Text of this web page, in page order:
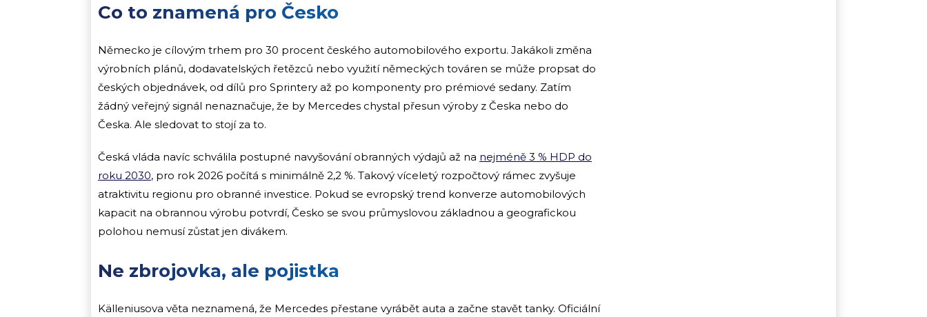
Co to znamená pro Česko
Německo je cílovým trhem pro 30 procent českého automobilového exportu. Jakákoli změna
výrobních plánů, dodavatelských řetězců nebo využití německých továren se může propsat do
českých objednávek, od dílů pro Sprintery až po komponenty pro prémiové sedany. Zatím
žádný veřejný signál nenaznačuje, že by Mercedes chystal přesun výroby z Česka nebo do
Česka. Ale sledovat to stojí za to.
Česká vláda navíc schválila postupné navyšování obranných výdajů až na nejméně 3 % HDP do
roku 2030, pro rok 2026 počítá s minimálně 2,2 %. Takový víceletý rozpočtový rámec zvyšuje
atraktivitu regionu pro obranné investice. Pokud se evropský trend konverze automobilových
kapacit na obrannou výrobu potvrdí, Česko se svou průmyslovou základnou a geografickou
polohou nemusí zůstat jen divákem.
Ne zbrojovka, ale pojistka
Källeniusova věta neznamená, že Mercedes přestane vyrábět auta a začne stavět tanky. Oficiální